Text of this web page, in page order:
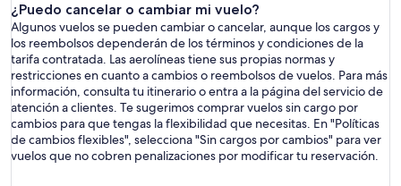
¿Puedo cancelar o cambiar mi vuelo?
Algunos vuelos se pueden cambiar o cancelar, aunque los cargos y
los reembolsos dependerán de los términos y condiciones de la
tarifa contratada. Las aerolíneas tiene sus propias normas y
restricciones en cuanto a cambios o reembolsos de vuelos. Para más
información, consulta tu itinerario o entra a la página del servicio de
atención a clientes. Te sugerimos comprar vuelos sin cargo por
cambios para que tengas la flexibilidad que necesitas. En "Políticas
de cambios flexibles", selecciona "Sin cargos por cambios" para ver
vuelos que no cobren penalizaciones por modificar tu reservación.